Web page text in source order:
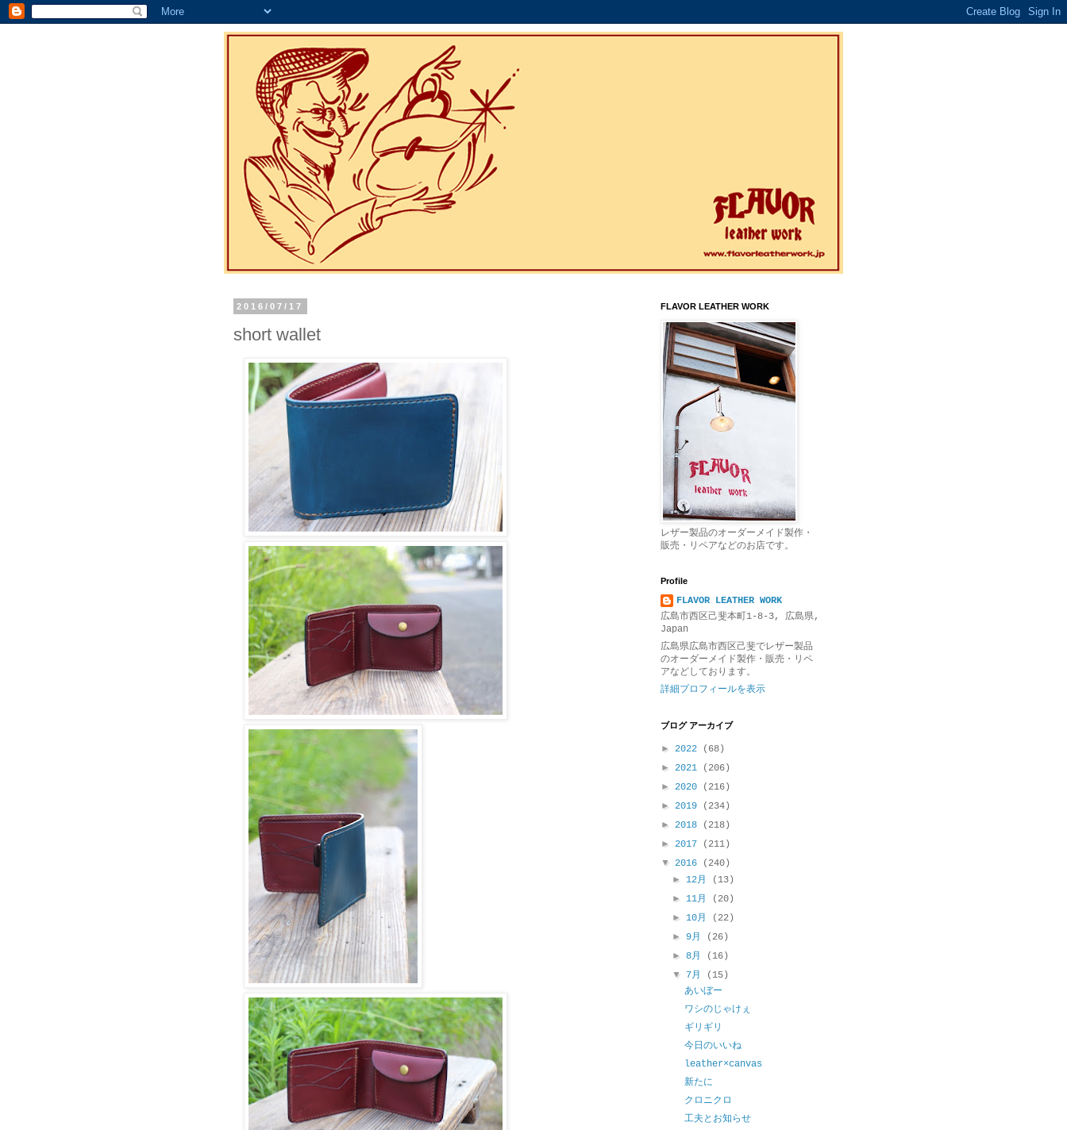
2016/07/17
short wallet
FLAVOR LEATHER WORK
レザー製品のオーダーメイド製作・
販売・リペアなどのお店です。
Profile
FLAVOR LEATHER WORK
広島市西区己斐本町1-8-3, 広島県,
Japan
広島県広島市西区己斐でレザー製品
のオーダーメイド製作・販売・リペ
アなどしております。
詳細プロフィールを表示
ブログ アーカイブ
► 2022
(68)
► 2021
(206)
► 2020
(216)
► 2019
(234)
► 2018
(218)
► 2017
(211)
▼ 2016
(240)
►12月
(13)
►11月
(20)
►10月
(22)
►9月
(26)
►8月
(16)
▼ 7月
(15)
あいぼー
ワシのじゃけぇ
ギリギリ
今日のいいね
leather×canvas
新たに
クロニクロ
工夫とお知らせ